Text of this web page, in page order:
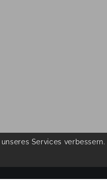
Services verbessern.